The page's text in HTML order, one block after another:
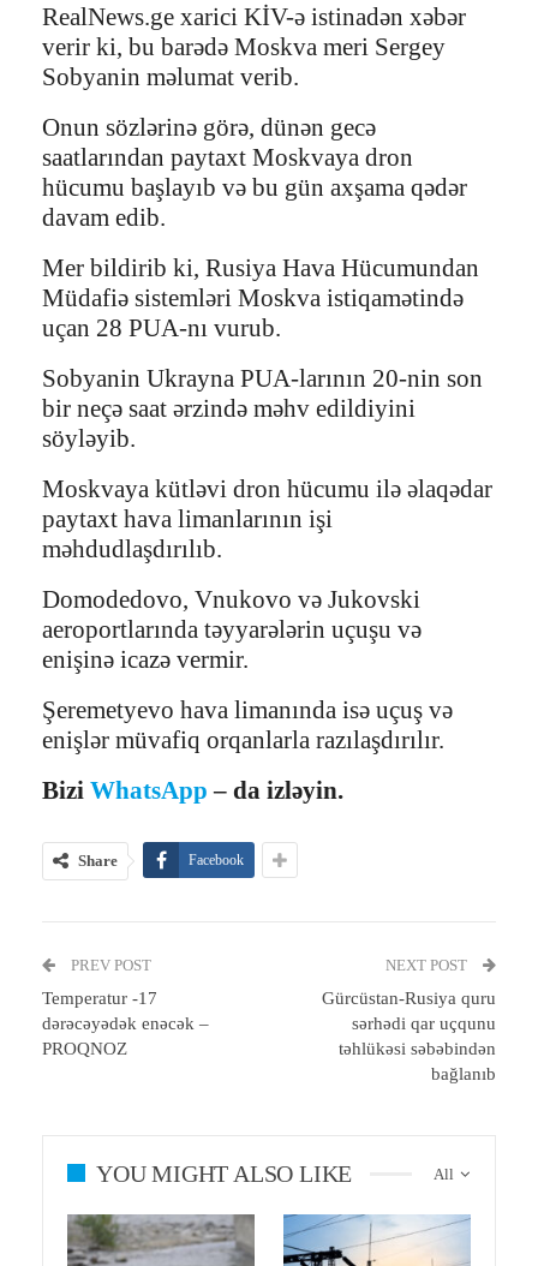
RealNews.ge xarici KİV-ə istinadən xəbər
verir ki, bu barədə Moskva meri Sergey
Sobyanin məlumat verib.
Onun sözlərinə görə, dünən gecə
saatlarından paytaxt Moskvaya dron
hücumu başlayıb və bu gün axşama qədər
davam edib.
Mer bildirib ki, Rusiya Hava Hücumundan
Müdafiə sistemləri Moskva istiqamətində
uçan 28 PUA-nı vurub.
Sobyanin Ukrayna PUA-larının 20-nin son
bir neçə saat ərzində məhv edildiyini
söyləyib.
Moskvaya kütləvi dron hücumu ilə əlaqədar
paytaxt hava limanlarının işi
məhdudlaşdırılıb.
Domodedovo, Vnukovo və Jukovski
aeroportlarında təyyarələrin uçuşu və
enişinə icazə vermir.
Şeremetyevo hava limanında isə uçuş və
enişlər müvafiq orqanlarla razılaşdırılır.
Bizi WhatsApp – da izləyin.
Share Facebook
PREV POST
Temperatur -17
dərəcəyədək enəcək –
PROQNOZ
NEXT POST
Gürcüstan-Rusiya quru
sərhədi qar uçqunu
təhlükəsi səbəbindən
bağlanıb
All
YOU MIGHT ALSO LIKE